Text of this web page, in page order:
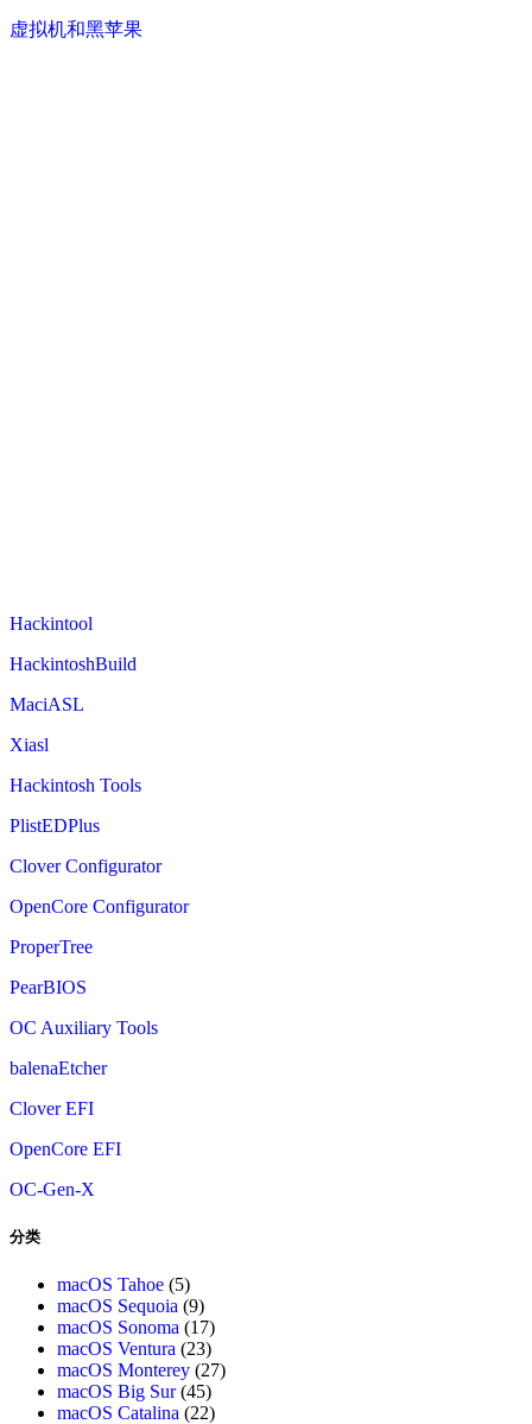
虚拟机和黑苹果
Hackintool
HackintoshBuild
MaciASL
Xiasl
Hackintosh Tools
PlistEDPlus
Clover Configurator
OpenCore Configurator
ProperTree
PearBIOS
OC Auxiliary Tools
balenaEtcher
Clover EFI
OpenCore EFI
OC-Gen-X
分类
macOS Tahoe (5)
macOS Sequoia (9)
macOS Sonoma (17)
macOS Ventura (23)
macOS Monterey (27)
macOS Big Sur(45)
macOS Catalina (22)